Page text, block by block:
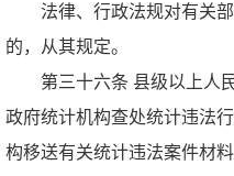
法律、行政法规对有关
的，从其规定。
第三十六条 县级以上人
政府统计机构查处统计违法
构移送有关统计违法案件材料